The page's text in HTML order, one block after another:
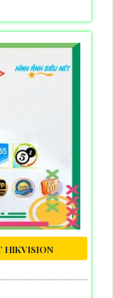
HIKVISION